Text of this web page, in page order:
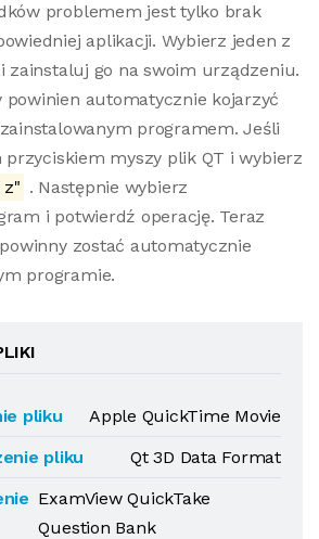
problemem jest tylko brak
aplikacji. Wybierz jeden z
zainstaluj go na swoim urządzeniu.
powinien automatycznie kojarzyć
programem. Jeśli
myszy plik QT i wybierz
z" . Następnie wybierz
i potwierdź operację. Teraz
zostać automatycznie
programie.
pliku
Apple QuickTime Movie
pliku
Qt 3D Data Format
ExamView QuickTake
Question Bank